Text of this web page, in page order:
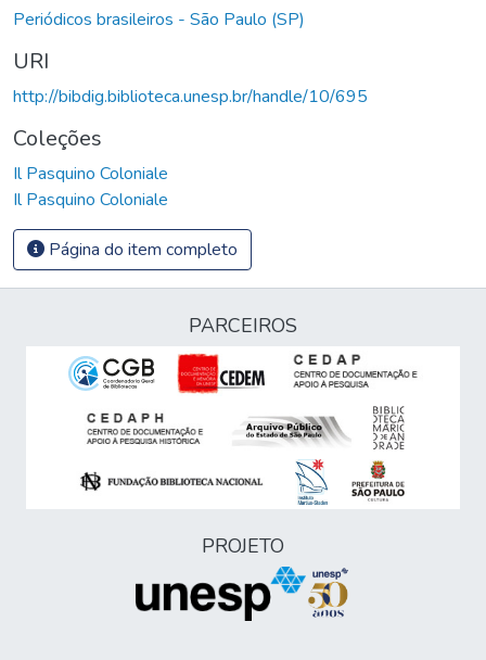
Periódicos brasileiros - São Paulo (SP)
URI
http://bibdig.biblioteca.unesp.br/handle/10/695
Coleções
Il Pasquino Coloniale
Il Pasquino Coloniale
Página do item completo
PARCEIROS
PROJETO